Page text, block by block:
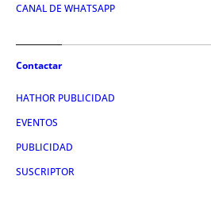
CANAL DE WHATSAPP
Contactar
HATHOR PUBLICIDAD
EVENTOS
PUBLICIDAD
SUSCRIPTOR